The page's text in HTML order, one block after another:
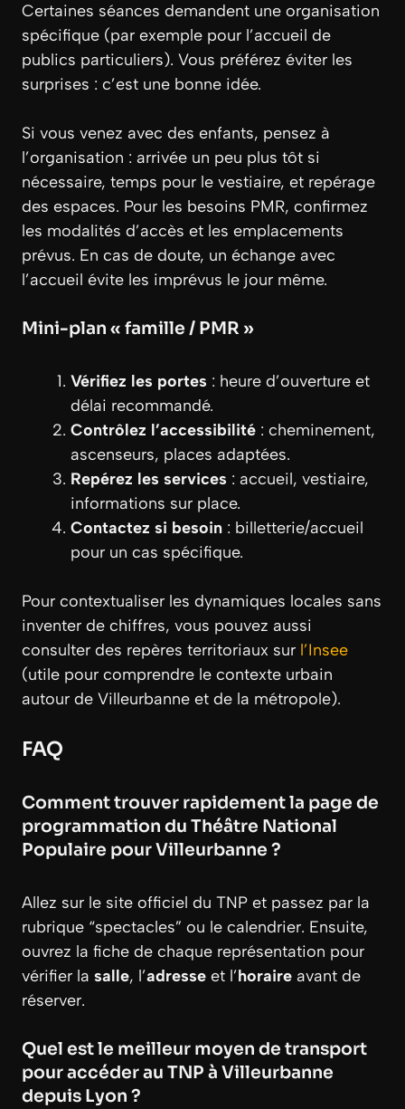
Certaines séances demandent une organisation
spécifique (par exemple pour l’accueil de
publics particuliers). Vous préférez éviter les
surprises : c’est une bonne idée.
Si vous venez avec des enfants, pensez à
l’organisation : arrivée un peu plus tôt si
nécessaire, temps pour le vestiaire, et repérage
des espaces. Pour les besoins PMR, confirmez
les modalités d’accès et les emplacements
prévus. En cas de doute, un échange avec
l’accueil évite les imprévus le jour même.
Mini-plan « famille / PMR »
Vérifiez les portes : heure d’ouverture et
délai recommandé.
Contrôlez l’accessibilité : cheminement,
ascenseurs, places adaptées.
Repérez les services : accueil, vestiaire,
informations sur place.
Contactez si besoin : billetterie/accueil
pour un cas spécifique.
Pour contextualiser les dynamiques locales sans
inventer de chiffres, vous pouvez aussi
consulter des repères territoriaux sur l’Insee
(utile pour comprendre le contexte urbain
autour de Villeurbanne et de la métropole).
FAQ
Comment trouver rapidement la page de
programmation du Théâtre National
Populaire pour Villeurbanne ?
Allez sur le site officiel du TNP et passez par la
rubrique “spectacles” ou le calendrier. Ensuite,
ouvrez la fiche de chaque représentation pour
vérifier la salle, l’adresse et l’horaire avant de
réserver.
Quel est le meilleur moyen de transport
pour accéder au TNP à Villeurbanne
depuis Lyon ?